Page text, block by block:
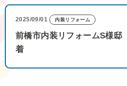
2025/09/01 内装リフォーム
前橋市内装リフォームS様邸
着